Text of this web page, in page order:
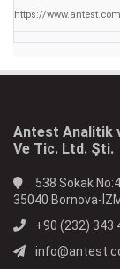
https://
Antest Analitik
Ve Tic. Ltd. Şti.
538 Sokak
35040 Bornova-
+90 (232) 343